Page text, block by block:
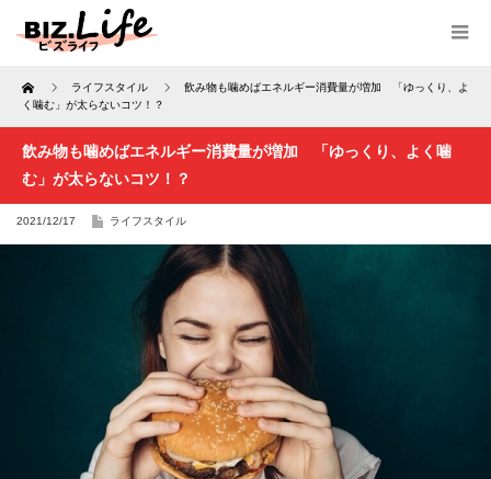
Home ライフスタイル
飲み物も噛めばエネルギー消費量が増加 「ゆっくり、よ
く噛む」が太らないコツ！？
飲み物も噛めばエネルギー消費量が増加 「ゆっくり、よく噛
む」が太らないコツ！？
2021/12/17 ライフスタイル